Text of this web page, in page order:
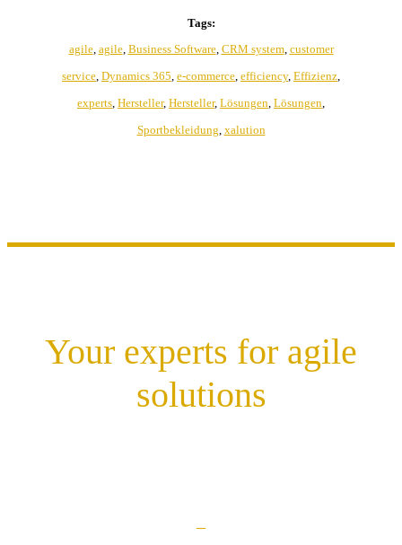
Tags:
agile, agile, Business Software, CRM system, customer
service, Dynamics 365, e-commerce, efficiency, Effizienz,
experts, Hersteller, Hersteller, Lösungen, Lösungen,
Sportbekleidung, xalution
Your experts for agile
solutions